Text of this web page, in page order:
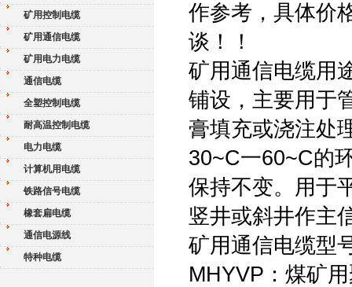
矿用控制电缆
矿用通信电缆
矿用电力电缆
通信电缆
全塑控制电缆
耐高温控制电缆
电力电缆
计算机用电缆
铁路信号电缆
橡套扁电缆
通信电源线
特种电缆
作参考，具体价
谈！！
矿用通信电缆用
铺设，主要用于
膏填充或浇注处
30~C一60~C的
保持不变。用于
竖井或斜井作主
矿用通信电缆型
MHYVP：煤矿